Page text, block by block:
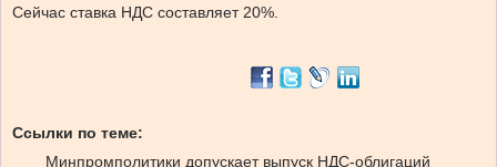
Сейчас ставка НДС составляет 20%.
Ссылки по теме:
Минпромполитики допускает выпуск НДС-облигаций